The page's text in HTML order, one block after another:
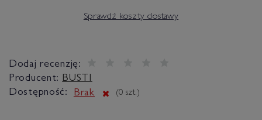
Sprawdź koszty dostawy
Dodaj recenzję:
Producent: BUSTI
Dostępność:
Brak (0 szt.)